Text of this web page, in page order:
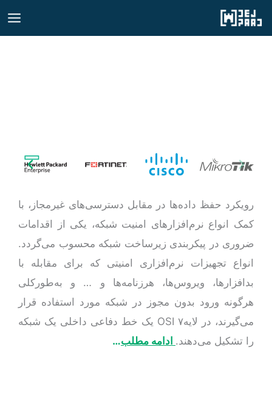
پرش
رویکرد حفظ داده‌ها در مقابل دسترسی‌های غیرمجاز، با
کمک انواع نرم‌افزارهای امنیت شبکه، یکی از اقدامات
ضروری در پیکربندی زیرساخت شبکه محسوب می‌گردد.
انواع تجهیزات نرم‌افزاری امنیتی که برای مقابله با
بدافزارها، ویروس‌ها، هرزنامه‌ها و … و به‌طورکلی
هرگونه ورود بدون مجوز در شبکه مورد استفاده قرار
می‌گیرند، در لایه۷ OSI یک خط دفاعی داخلی یک شبکه
را تشکیل می‌دهند. ادامه مطلب…